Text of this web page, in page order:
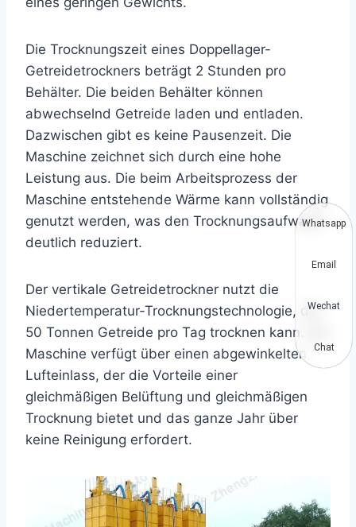
Die Trocknungszeit eines Doppellager-
Getreidetrockners beträgt 2 Stunden pro
Behälter. Die beiden Behälter können
abwechselnd Getreide laden und entladen.
Dazwischen gibt es keine Pausenzeit. Die
Maschine zeichnet sich durch eine hohe
Leistung aus. Die beim Arbeitsprozess der
Maschine entstehende Wärme kann vollständig
genutzt werden, was den Trocknungsaufwand
deutlich reduziert.
Der vertikale Getreidetrockner nutzt die
Niedertemperatur-Trocknungstechnologie, die
50 Tonnen Getreide pro Tag trocknen kann. Die
Maschine verfügt über einen abgewinkelten
Lufteinlass, der die Vorteile einer
gleichmäßigen Belüftung und gleichmäßigen
Trocknung bietet und das ganze Jahr über
keine Reinigung erfordert.
Whatsapp
Email
Wechat
Chat